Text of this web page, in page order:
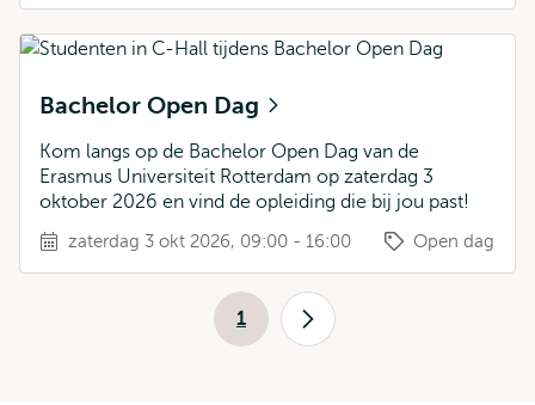
Bachelor Open Dag
Kom langs op de Bachelor Open Dag van de
Erasmus Universiteit Rotterdam op zaterdag 3
oktober 2026 en vind de opleiding die bij jou past!
zaterdag 3 okt 2026, 09:00 - 16:00 Open dag
Paginering
Huidige
1
Volgende